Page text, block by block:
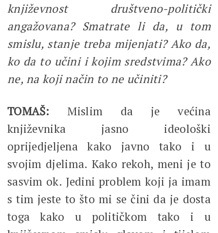
književnost društveno-politički
angažovana? Smatrate li da, u tom
smislu, stanje treba mijenjati? Ako da,
ko da to učini i kojim sredstvima? Ako
ne, na koji način to ne učiniti?
TOMAŠ: Mislim da je većina
književnika jasno ideološki
oprijedjeljena kako javno tako i u
svojim djelima. Kako rekoh, meni je to
sasvim ok. Jedini problem koji ja imam
s tim jeste to što mi se čini da je dosta
toga kako u političkom tako i u